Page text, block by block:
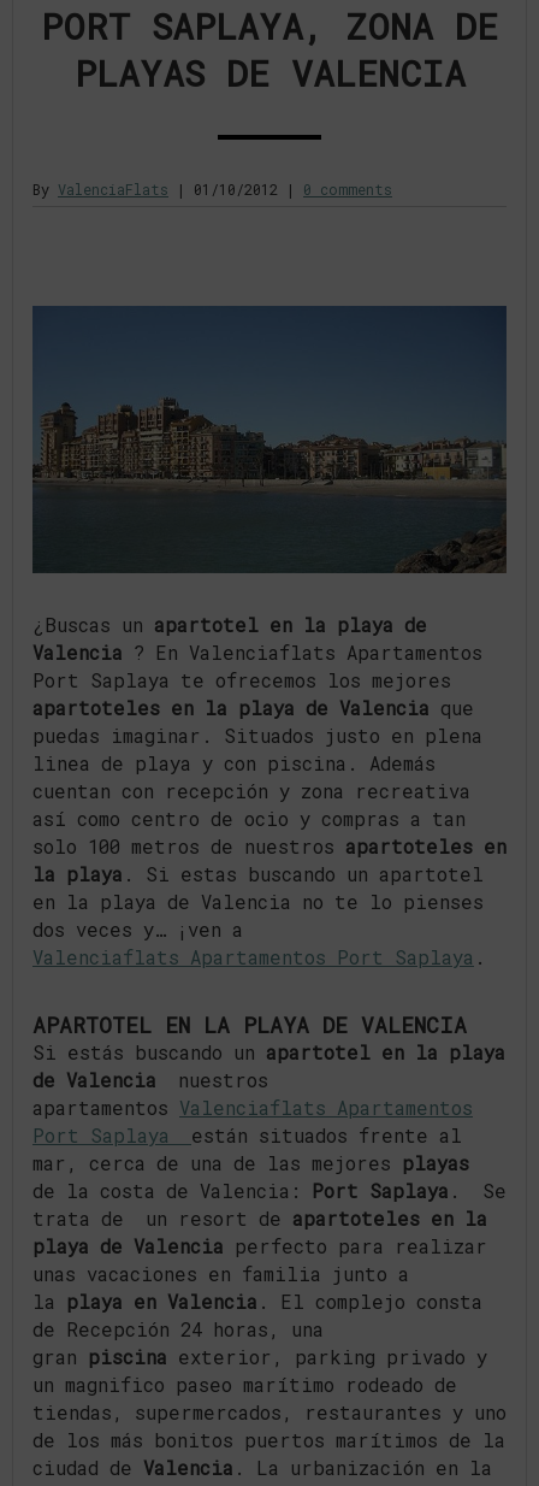
PORT SAPLAYA, ZONA DE
PLAYAS DE VALENCIA
By ValenciaFlats | 01/10/2012 | 0 comments
¿Buscas un apartotel en la playa de
Valencia ? En Valenciaflats Apartamentos
Port Saplaya te ofrecemos los mejores
apartoteles en la playa de Valencia que
puedas imaginar. Situados justo en plena
linea de playa y con piscina. Además
cuentan con recepción y zona recreativa
así como centro de ocio y compras a tan
solo 100 metros de nuestros apartoteles en
la playa . Si estas buscando un apartotel
en la playa de Valencia no te lo pienses
dos veces y… ¡ven a
Valenciaflats Apartamentos Port Saplaya .
APARTOTEL EN LA PLAYA DE VALENCIA
Si estás buscando un apartotel en la playa
de Valencia
nuestros
apartamentos Valenciaflats Apartamentos
Port Saplaya están situados frente al
mar, cerca de una de las mejores playas
de la costa de Valencia: Port Saplaya . Se
trata de un resort de apartoteles en la
playa de Valencia perfecto para realizar
unas vacaciones en familia junto a
la
playa en Valencia . El complejo consta
de Recepción 24 horas, una
gran piscina exterior, parking privado y
un magnifico paseo marítimo rodeado de
tiendas, supermercados, restaurantes y uno
de los más bonitos puertos marítimos de la
ciudad de Valencia . La urbanización en la